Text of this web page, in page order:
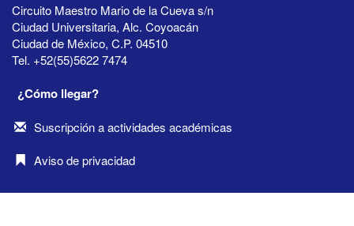
Circuito Maestro Mario de la Cueva s/n
Ciudad Universitaria, Alc. Coyoacán
Ciudad de México, C.P. 04510
Tel. +52(55)5622 7474
¿Cómo llegar?
Suscripción a actividades académicas
Aviso de privacidad